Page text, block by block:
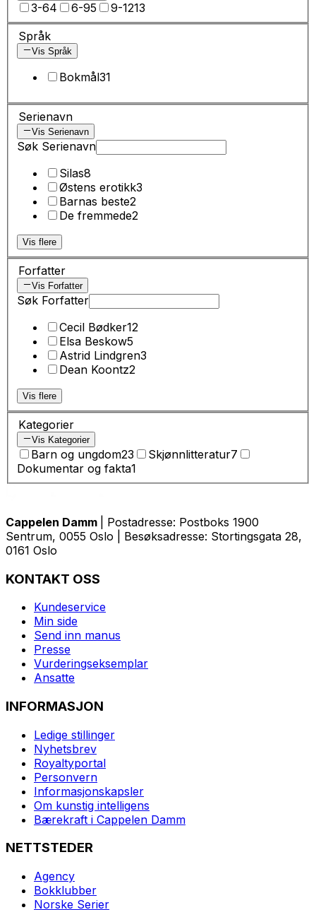
3-64 6-95 9-1213
Språk
Vis Språk
Bokmål31
Serienavn
Vis Serienavn
Søk Serienavn
Silas8
Østens erotikk3
Barnas beste2
De fremmede2
Vis flere
Forfatter
Vis Forfatter
Søk Forfatter
Cecil Bødker12
Elsa Beskow5
Astrid Lindgren3
Dean Koontz2
Vis flere
Kategorier
Vis Kategorier
Barn og ungdom23 Skjønnlitteratur7
Dokumentar og fakta1
Cappelen Damm
| Postadresse: Postboks 1900
Sentrum, 0055 Oslo | Besøksadresse: Stortingsgata 28,
0161 Oslo
KONTAKT OSS
Kundeservice
Min side
Send inn manus
Presse
Vurderingseksemplar
Ansatte
INFORMASJON
Ledige stillinger
Nyhetsbrev
Royaltyportal
Personvern
Informasjonskapsler
Om kunstig intelligens
Bærekraft i Cappelen Damm
NETTSTEDER
Agency
Bokklubber
Norske Serier